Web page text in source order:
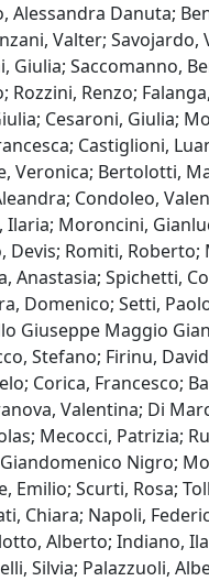
Danuta;
Valter;
Giulia;
Renzo;
Cesaroni, Giulia;
Castiglioni,
Veronica; Bertolotti,
Condoleo,
Moroncini,
Romiti,
Anastasia; Spichetti,
Domenico; Setti,
Giuseppe Maggio
Stefano; Firinu,
Corica, Francesco;
Valentina; Di
Mecocci, Patrizia;
Nigro;
Scurti, Rosa;
Chiara; Napoli,
Alberto; Indiano,
Silvia; Palazzuoli,